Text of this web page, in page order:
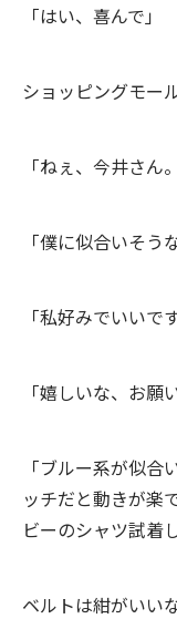
「はい、喜んで」
ショッピングモー
「ねぇ、今井さん
「僕に似合いそう
「私好みでいいで
「嬉しいな、お願
「ブルー系が似
ッチだと動きが楽
ビーのシャツ試着
ベルトは紺がいい